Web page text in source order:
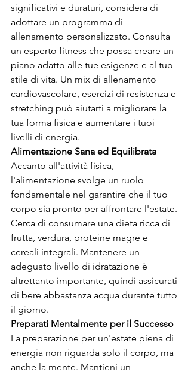
significativi e duraturi, considera di
adottare un programma di
allenamento personalizzato. Consulta
un esperto fitness che possa creare un
piano adatto alle tue esigenze e al tuo
stile di vita. Un mix di allenamento
cardiovascolare, esercizi di resistenza e
stretching può aiutarti a migliorare la
tua forma fisica e aumentare i tuoi
livelli di energia.
Alimentazione Sana ed Equilibrata
Accanto all'attività fisica,
l'alimentazione svolge un ruolo
fondamentale nel garantire che il tuo
corpo sia pronto per affrontare l'estate.
Cerca di consumare una dieta ricca di
frutta, verdura, proteine magre e
cereali integrali. Mantenere un
adeguato livello di idratazione è
altrettanto importante, quindi assicurati
di bere abbastanza acqua durante tutto
il giorno.
Preparati Mentalmente per il Successo
La preparazione per un'estate piena di
energia non riguarda solo il corpo, ma
anche la mente. Mantieni un